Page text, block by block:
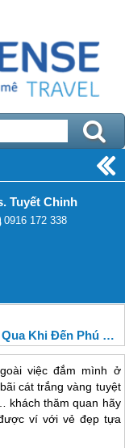
Tuyết Chinh
0916 172 338
Khi Đến Phú Quốc
việc đắm mình ở
cát trắng vàng tuyệt
khách thăm quan hãy
ví với vẻ đẹp tựa